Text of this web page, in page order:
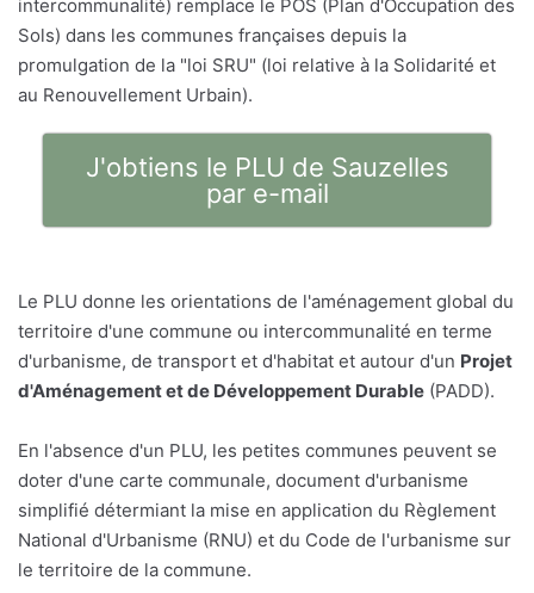
intercommunalité) remplace le POS (Plan d'Occupation des
Sols) dans les communes françaises depuis la
promulgation de la "loi SRU" (loi relative à la Solidarité et
au Renouvellement Urbain).
J'obtiens le PLU de Sauzelles
par e-mail
Le PLU donne les orientations de l'aménagement global du
territoire d'une commune ou intercommunalité en terme
d'urbanisme, de transport et d'habitat et autour d'un Projet
d'Aménagement et de Développement Durable (PADD).
En l'absence d'un PLU, les petites communes peuvent se
doter d'une carte communale, document d'urbanisme
simplifié détermiant la mise en application du Règlement
National d'Urbanisme (RNU) et du Code de l'urbanisme sur
le territoire de la commune.